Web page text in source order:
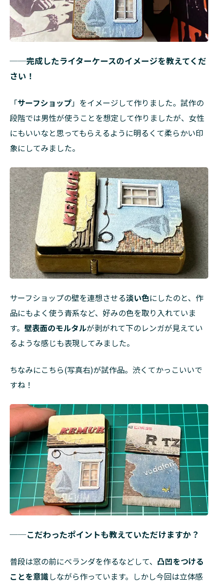
──完成したライターケースのイメージを教えてくだ
さい！
「サーフショップ」をイメージして作りました。試作の
段階では男性が使うことを想定して作りましたが、女性
にもいいなと思ってもらえるように明るくて柔らかい印
象にしてみました。
サーフショップの壁を連想させる淡い色にしたのと、作
品にもよく使う青系など、好みの色を取り入れていま
す。 壁表面のモルタルが剥がれて下のレンガが見えてい
るような感じも表現してみました。
ちなみにこちら(写真右)が試作品。渋くてかっこいいで
すね！
──こだわったポイントも教えていただけますか？
普段は窓の前にべランダを作るなどして、 凸凹をつける
ことを意識しながら作っています。しかし今回は立体感